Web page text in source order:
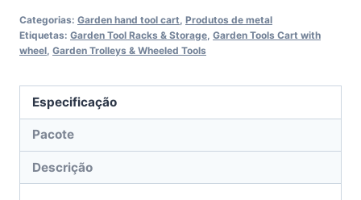
Categorias: Garden hand tool cart, Produtos de metal
Etiquetas: Garden Tool Racks & Storage, Garden Tools Cart with
wheel, Garden Trolleys & Wheeled Tools
Especificação
Pacote
Descrição